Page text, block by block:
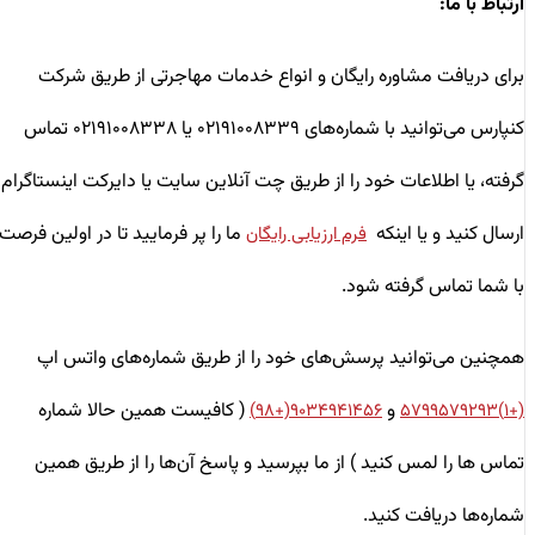
برای دریافت مشاوره رایگان و انواع خدمات مهاجرتی از طریق شرکت
کنپارس می‌توانید با شماره‌های ۰۲۱۹۱۰۰۸۳۳۹ یا ۰۲۱۹۱۰۰۸۳۳۸ تماس
گرفته، یا اطلاعات خود را از طریق چت آنلاین سایت یا دایرکت اینستاگرام
ارسال کنید و یا اینکه فرم ارزیابی رایگانما را پر فرمایید تا در اولین فرصت
با شما تماس گرفته شود.
همچنین می‌توانید پرسش‌های خود را از طریق شماره‌های واتس اپ
(+۱)۵۷۹۹۵۷۹۲۹۳ و۹۰۳۴۹۴۱۴۵۶(+۹۸)
( کافیست همین حالا شماره
تماس ها را لمس کنید ) از ما بپرسید و پاسخ آن‌ها را از طریق همین
شماره‌ها دریافت کنید.